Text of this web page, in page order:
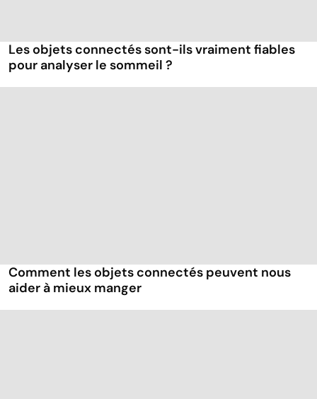
Les objets connectés sont-ils vraiment fiables
pour analyser le sommeil ?
Comment les objets connectés peuvent nous
aider à mieux manger